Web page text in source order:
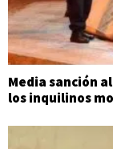
Media sanción
los inquilinos